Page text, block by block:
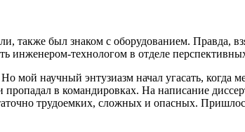
также был знаком с оборудованием. Правда,
инженером-технологом в отделе
мой научный энтузиазм начал угасать, когда
в командировках. На написание
трудоемких, сложных и опасных.